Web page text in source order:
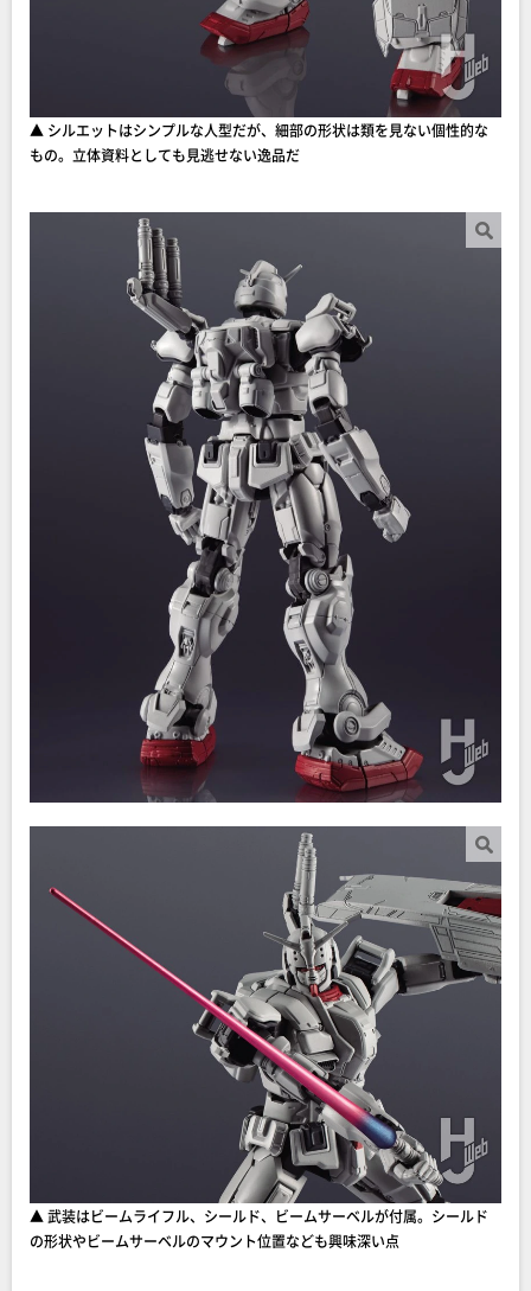
▲ シルエットはシンプルな人型だが、細部の形状は類を見ない個性的な
もの。立体資料としても見逃せない逸品だ
▲ 武装はビームライフル、シールド、ビームサーベルが付属。シールド
の形状やビームサーベルのマウント位置なども興味深い点